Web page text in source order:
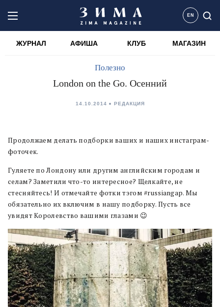
EN
ЖУРНАЛ АФИША КЛУБ МАГАЗИН
Полезно
London on the Go. Осенний
14.10.2014 РЕДАКЦИЯ
Продолжаем делать подборки ваших и наших инстаграм-
фоточек.
Гуляете по Лондону или другим английским городам и
селам? Заметили что-то интересное? Щелкайте, не
стесняйтесь! И отмечайте фотки тэгом #russiangap. Мы
обязательно их включим в нашу подборку. Пусть все
увидят Королевство вашими глазами 😉